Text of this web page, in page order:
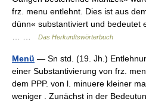
frz. menu entlehnt. Dies ist aus
dünn« substantiviert und bedeutet
Das Herkunftswörterbuch
Menü — Sn std. (19. Jh.)
einer Substantivierung von frz.
dem PPP. von l. minuere kleiner
weniger . Zunächst in der